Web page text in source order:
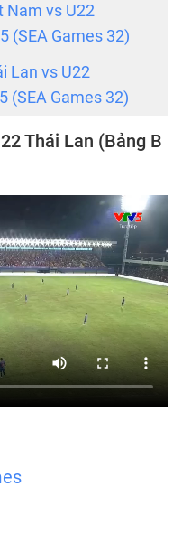
Nam vs U22
(SEA Games 32)
Lan vs U22
(SEA Games 32)
Thái Lan (Bảng B